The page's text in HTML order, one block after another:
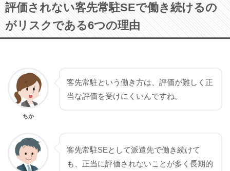
評価されない客先常駐SEで働き続けるの
がリスクである6つの理由
ちか
客先常駐という働き方は、評価が難しく正
当な評価を受けにくいんですね。
客先常駐SEとして派遣先で働き続けて
も、正当に評価されないことが多く長期的